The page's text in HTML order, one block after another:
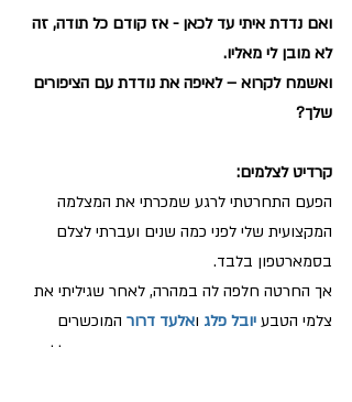
ואם נדדת איתי עד לכאן - אז קודם כל תודה, זה
לא מובן לי מאליו.
ואשמח לקרוא – לאיפה את נודדת עם הציפורים
שלך?
קרדיט לצלמים:
הפעם התחרטתי לרגע שמכרתי את המצלמה
המקצועית שלי לפני כמה שנים ועברתי לצלם
בסמארטפון בלבד.
אך החרטה חלפה לה במהרה, לאחר שגיליתי את
צלמי הטבע יובל פלג ואלעד דרור המוכשרים
ביותר, שאומנם הכרתי אותם מהמושב, אך ללא